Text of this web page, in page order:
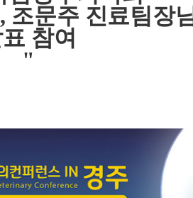
조문주 진료팀장
참여
"